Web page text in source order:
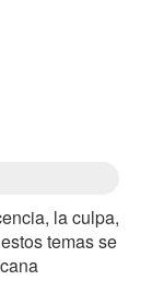
la culpa,
temas se